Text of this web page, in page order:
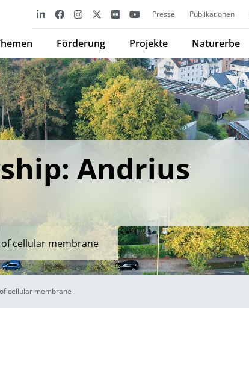
Presse Publikationen
Förderung Projekte Naturerbe
Andrius
cellular membrane
cellular membrane